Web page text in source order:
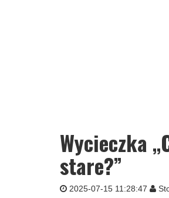
Wycieczka
stare?”
2025-07-15 11:28:47